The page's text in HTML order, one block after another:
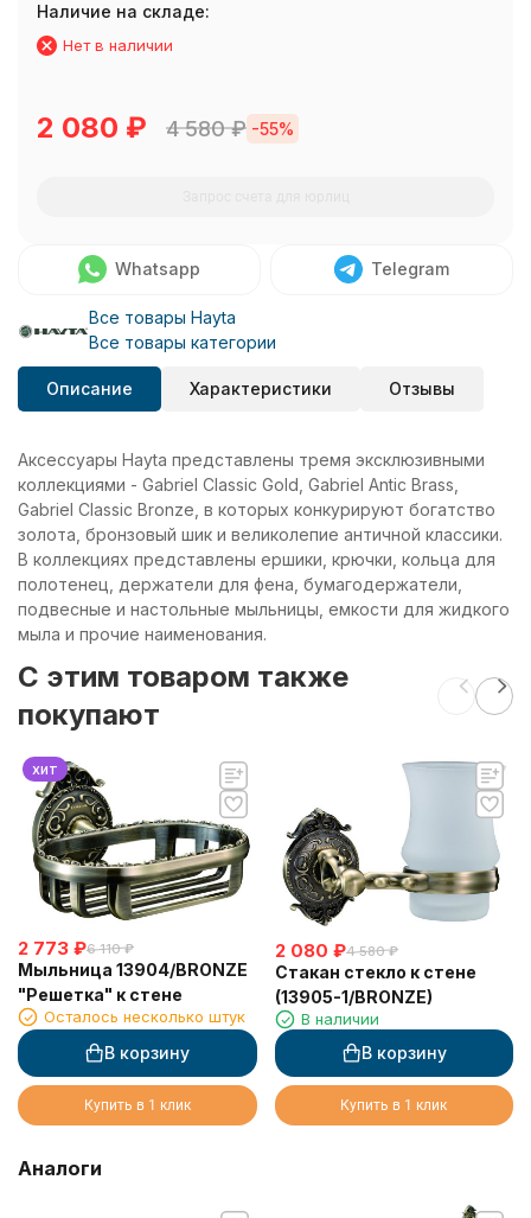
Наличие на складе:
Нет в наличии
2 080 ₽ 4 580₽ -55%
Whatsapp Telegram
Все товары Hayta
Все товары категории
Описание Характеристики Отзывы
Аксессуары Hayta представлены тремя эксклюзивными
коллекциями - Gabriel Classic Gold, Gabriel Antic Brass,
Gabriel Classic Bronze, в которых конкурируют богатство
золота, бронзовый шик и великолепие античной классики.
В коллекциях представлены ершики, крючки, кольца для
полотенец, держатели для фена, бумагодержатели,
подвесные и настольные мыльницы, емкости для жидкого
мыла и прочие наименования.
C этим товаром также
покупают
хит
2 773 ₽6 110 ₽
Мыльница 13904/BRONZE
"Решетка" к стене
Осталось несколько штук
В корзину
Купить в 1 клик
2 080 ₽4 580 ₽
Стакан стекло к стене
(13905-1/BRONZE)
В наличии
В корзину
Купить в 1 клик
Аналоги